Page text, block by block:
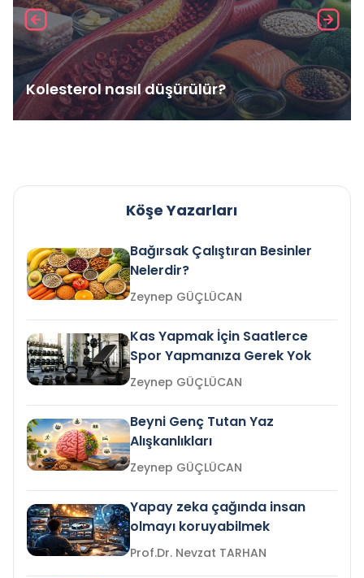
Kolesterol nasıl düşürülür?
Köşe Yazarları
Bağırsak Çalıştıran Besinler
Nelerdir?
Zeynep GÜÇLÜCAN
Kas Yapmak İçin Saatlerce
Spor Yapmanıza Gerek Yok
Zeynep GÜÇLÜCAN
Beyni Genç Tutan Yaz
Alışkanlıkları
Zeynep GÜÇLÜCAN
Yapay zeka çağında insan
olmayı koruyabilmek
Prof.Dr. Nevzat TARHAN